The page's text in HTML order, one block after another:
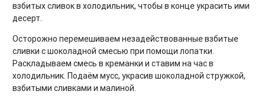
взбитых сливок в холодильник, чтобы в конце украсить ими
десерт.
Осторожно перемешиваем незадействованные взбитые
сливки с шоколадной смесью при помощи лопатки.
Раскладываем смесь в креманки и ставим на час в
холодильник. Подаём мусс, украсив шоколадной стружкой,
взбитыми сливками и малиной.